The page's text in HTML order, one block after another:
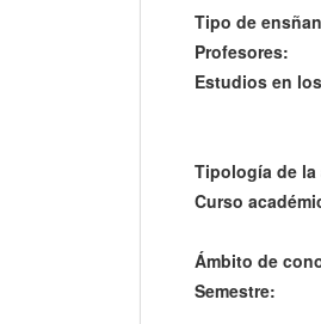
Tipo de
Profesores:
Estudios en
Tipología de
Curso
Ámbito de
Semestre: